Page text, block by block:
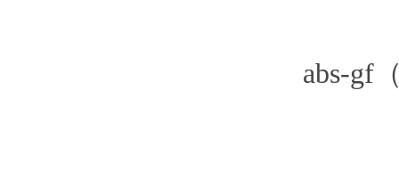
abs-gf（